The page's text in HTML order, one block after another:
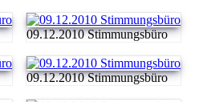
09.12.2010 Stimmungsbüro
09.12.2010 Stimmungsbüro